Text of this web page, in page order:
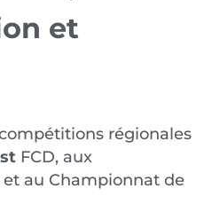
et
régionales
FCD, aux
au Championnat de